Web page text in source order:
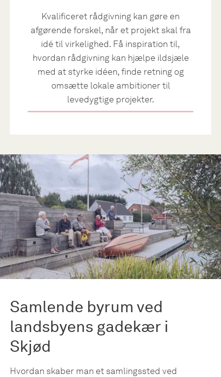
Kvalificeret rådgivning kan gøre en
afgørende forskel, når et projekt skal fra
idé til virkelighed. Få inspiration til,
hvordan rådgivning kan hjælpe ildsjæle
med at styrke idéen, finde retning og
omsætte lokale ambitioner til
levedygtige projekter.
Samlende byrum ved
landsbyens gadekær i
Skjød
Hvordan skaber man et samlingssted ved